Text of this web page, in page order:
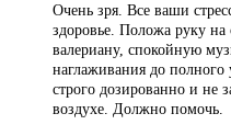
Очень зря. Все ваши
здоровье. Положа руку
валериану, спокойную
наглаживания до
строго дозированно и не
воздухе. Должно помочь.